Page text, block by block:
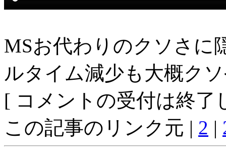
MSお代わりのクソさに
ルタイム減少も大概ク
[ コメントの受付は終了
この記事のリンク元 | 2 |